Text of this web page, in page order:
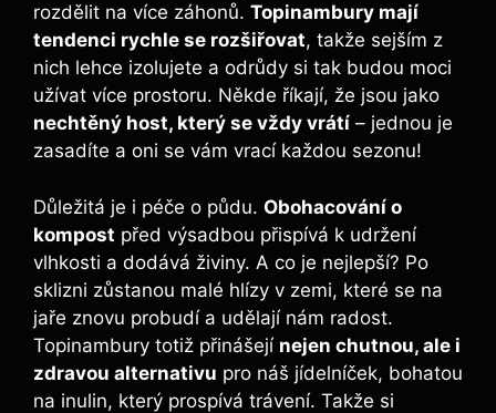
rozdělit na více záhonů. Topinambury mají
tendenci rychle se rozšiřovat, takže sejším z
nich lehce izolujete a odrůdy si tak budou moci
užívat více prostoru. Někde říkají, že jsou jako
nechtěný host, který se vždy vrátí – jednou je
zasadíte a oni se vám vrací každou sezonu!
Důležitá je i péče o půdu. Obohacování o
kompost před výsadbou přispívá k udržení
vlhkosti a dodává živiny. A co je nejlepší? Po
sklizni zůstanou malé hlízy v zemi, které se na
jaře znovu probudí a udělají nám radost.
Topinambury totiž přinášejí nejen chutnou, ale i
zdravou alternativu pro náš jídelníček, bohatou
na inulin, který prospívá trávení. Takže si